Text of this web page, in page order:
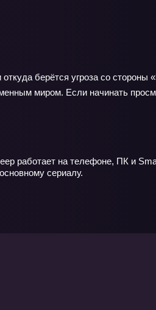
берётся угроза со
миром. Если начинать
работает на телефоне, ПК и
сериалу.